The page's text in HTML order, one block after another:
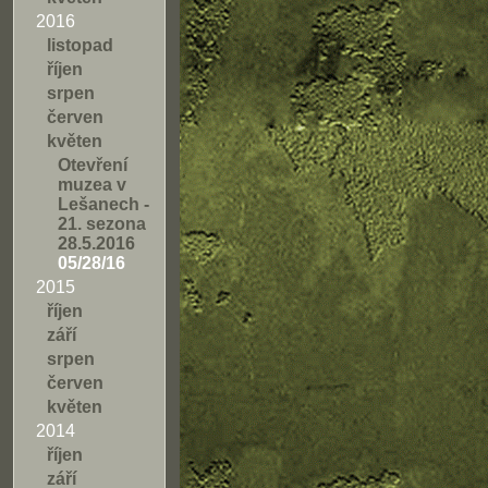
2016
listopad
říjen
srpen
červen
květen
Otevření
muzea v
Lešanech -
21. sezona
28.5.2016
05/28/16
2015
říjen
září
srpen
červen
květen
2014
říjen
září